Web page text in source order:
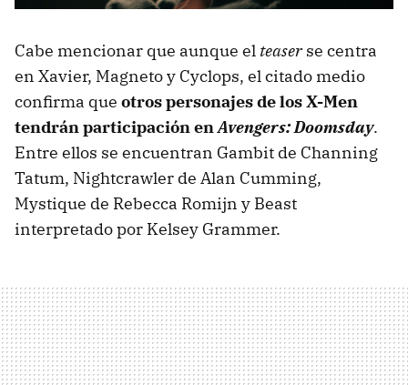
Cabe mencionar que aunque el teaserse centra
en Xavier, Magneto y Cyclops, el citado medio
confirma que otros personajes de los X-Men
tendrán participación enAvengers: Doomsday.
Entre ellos se encuentran Gambit de Channing
Tatum, Nightcrawler de Alan Cumming,
Mystique de Rebecca Romijn y Beast
interpretado por Kelsey Grammer.